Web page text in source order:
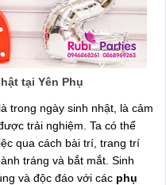
tại Yên Phụ
trong ngày sinh nhật, là cảm
trải nghiệm. Ta có thể
qua cách bài trí, trang trí
tráng và bắt mắt. Sinh
và độc đáo với các phụ